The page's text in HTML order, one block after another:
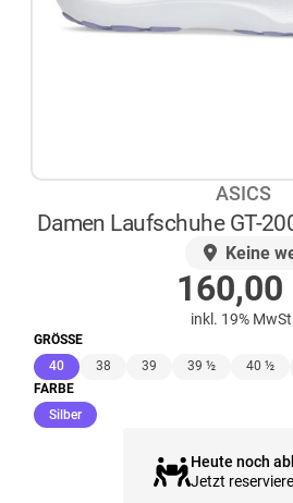
ASICS
Damen Laufschuhe GT-
Keine
160,00
inkl. 19%
GRÖSSE
40(ausgewählt)
38 39 39 ½ 40 ½
FARBE
Silber(ausgewählt)
Heute noch
Jetzt